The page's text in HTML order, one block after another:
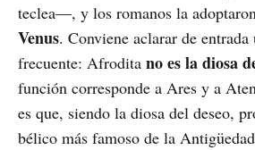
teclea—, y los romanos la
Venus. Conviene aclarar de
frecuente: Afrodita no es la diosa
función corresponde a Ares y a
es que, siendo la diosa del deseo,
bélico más famoso de la